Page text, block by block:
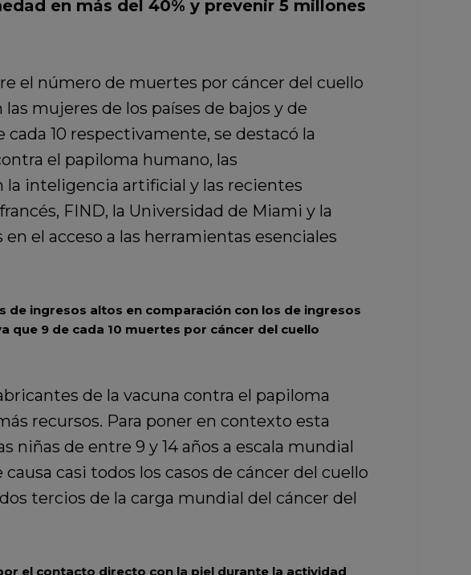
en más del 40% y prevenir 5 millones
el número de muertes por cáncer del cuello
mujeres de los países de bajos y de
10 respectivamente, se destacó la
el papiloma humano, las
la inteligencia artificial y las recientes
FIND, la Universidad de Miami y la
el acceso a las herramientas esenciales
de ingresos altos en comparación con los de ingresos
que 9 de cada 10 muertes por cáncer del cuello
de la vacuna contra el papiloma
recursos. Para poner en contexto esta
niñas de entre 9 y 14 años a escala mundial
casi todos los casos de cáncer del cuello
tercios de la carga mundial del cáncer del
el contacto directo con la piel durante la actividad